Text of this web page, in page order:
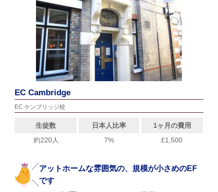
EC Cambridge
EC ケンブリッジ校
生徒数 日本人比率
1ヶ月の費用
約220人
7% £1,500
アットホームな雰囲気の、規模が小さめのEF
です